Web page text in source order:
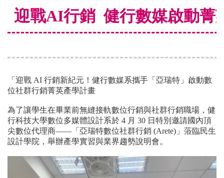
迎戰AI行銷 健行數媒啟動菁
「迎戰 AI 行銷新紀元！健行數媒系攜手「亞瑞特」啟動數
位社群行銷菁英產學計畫
為了讓學生在畢業前無縫接軌數位行銷與社群行銷職場，健
行科技大學數位多媒體設計系於 4 月 30 日特別邀請國內頂
尖數位代理商——「亞瑞特數位社群行銷 (Arete)」蒞臨民生
設計學院，舉辦產學實習與業界趨勢說明會。